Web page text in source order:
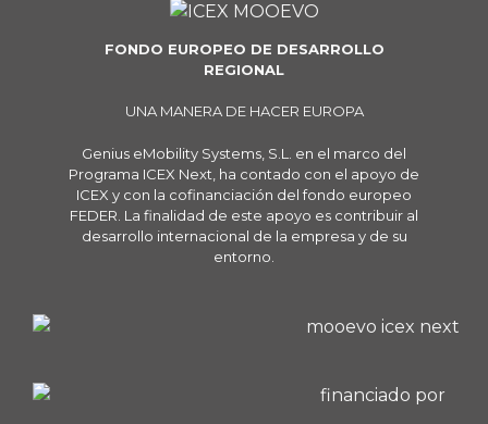
FONDO EUROPEO DE DESARROLLO
REGIONAL
UNA MANERA DE HACER EUROPA
Genius eMobility Systems, S.L. en el marco del
Programa ICEX Next, ha contado con el apoyo de
ICEX y con la cofinanciación del fondo europeo
FEDER. La finalidad de este apoyo es contribuir al
desarrollo internacional de la empresa y de su
entorno.